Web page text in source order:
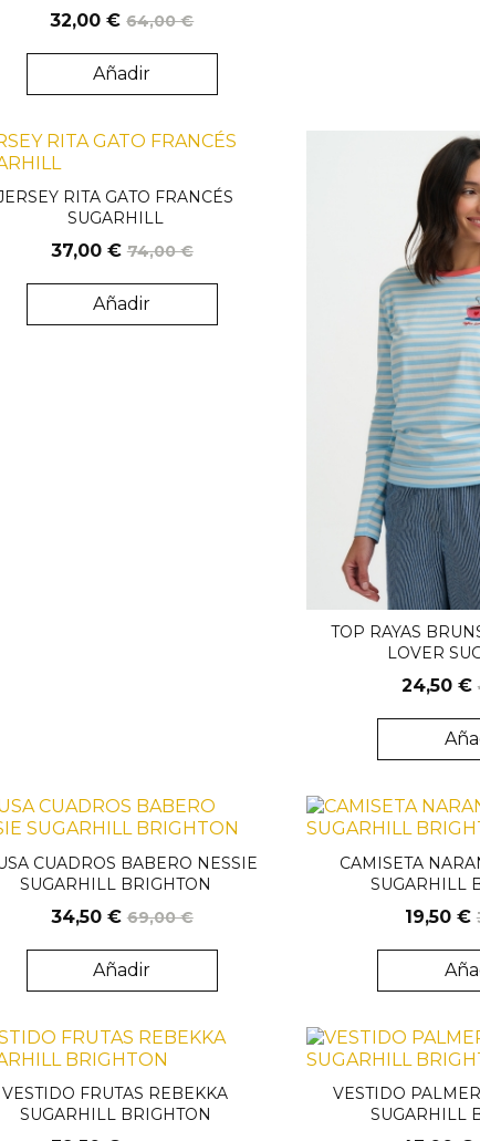
32,00 € 64,00 €
Añadir
RITA GATO FRANCÉS
SUGARHILL
37,00 € 74,00 €
Añadir
TOP RAYAS
LOVER
24,50 €
CUADROS BABERO NESSIE
SUGARHILL BRIGHTON
34,50 € 69,00 €
Añadir
Solo venta online
CAMISETA
SUGARHILL
19,50 €
VESTIDO FRUTAS REBEKKA
SUGARHILL BRIGHTON
VESTIDO
SUGARHILL